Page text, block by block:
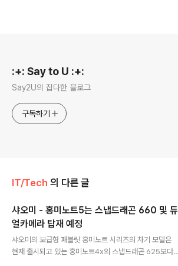
:+: Say to U :+:
Say2U의 잡다한 블로그
구독하기
IT/Tech 의 다른 글
샤오미 - 홍미노트5는 스냅드래곤 660 및 듀
얼카메라 탑재 예정
샤오미의 보급형 패블릿 홍미노트 시리즈의 차기 모델은
현재 출시되고 있는 홍미노트4x의 스냅드래곤 625보다